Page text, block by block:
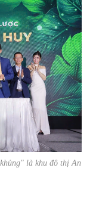
là khu đô thị An